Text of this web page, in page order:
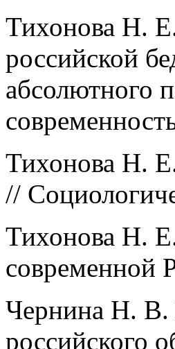
Тихонова Н.
российской
абсолютного
Тихонова Н.
//
Тихонова Н.
современной
Чернина Н. В.
российского